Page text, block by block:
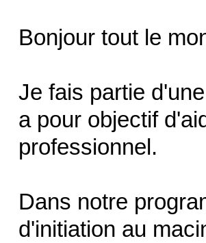
Bonjour tout le
Je fais partie
a pour objectif
professionnel.
Dans notre
d'initiation au